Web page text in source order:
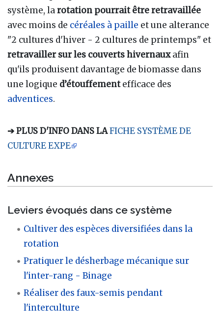
système, larotation pourrait être retravaillée
avec moins de céréales à paille et une alterance
"2 cultures d'hiver - 2 cultures de printemps" et
retravailler sur les couverts hivernauxafin
qu'ils produisent davantage de biomasse dans
une logique d’étouffementefficace des
adventices.
➔ PLUS D'INFO DANS LAFICHE SYSTÈME DE
CULTURE EXPE
Annexes
Leviers évoqués dans ce système
Cultiver des espèces diversifiées dans la
rotation
Pratiquer le désherbage mécanique sur
l'inter-rang - Binage
Réaliser des faux-semis pendant
l'interculture